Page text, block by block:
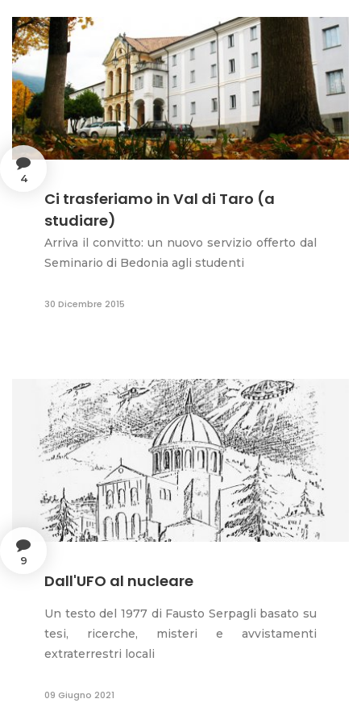
4
Ci trasferiamo in Val di Taro (a
studiare)
Arriva il convitto: un nuovo servizio offerto dal
Seminario di Bedonia agli studenti
30 Dicembre 2015
9
Dall'UFO al nucleare
Un testo del 1977 di Fausto Serpagli basato su
tesi, ricerche, misteri e avvistamenti
extraterrestri locali
09 Giugno 2021